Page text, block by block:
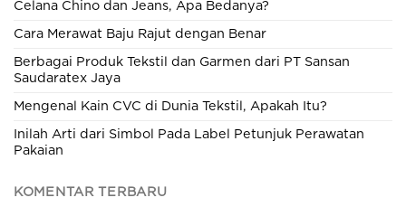
Celana Chino dan Jeans, Apa Bedanya?
Cara Merawat Baju Rajut dengan Benar
Berbagai Produk Tekstil dan Garmen dari PT Sansan
Saudaratex Jaya
Mengenal Kain CVC di Dunia Tekstil, Apakah Itu?
Inilah Arti dari Simbol Pada Label Petunjuk Perawatan
Pakaian
KOMENTAR TERBARU